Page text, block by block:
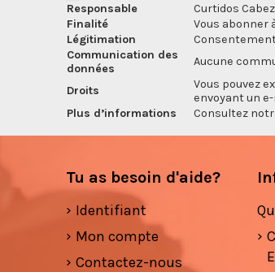
Responsable
Curtidos
Finalité
Vous abonner
Légitimation
Communication des
données
Aucune
Droits
Vous pouvez
envoyant un
Plus d’informations
Consultez
Tu as besoin d'aide?
Identifiant
Mon compte
Contactez-nous